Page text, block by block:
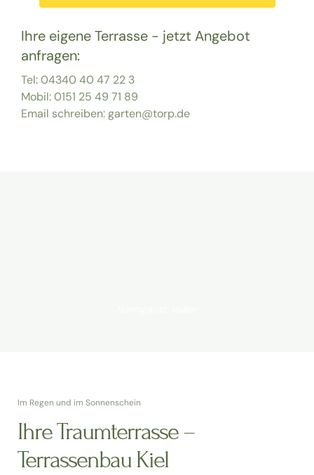
Ihre eigene Terrasse - jetzt Angebot
anfragen:
Tel: 04340 40 47 22 3
Mobil: 0151 25 49 71 89
Email schreiben: garten@torp.de
Im Regen und im Sonnenschein
Ihre Traumterrasse –
Terrassenbau Kiel